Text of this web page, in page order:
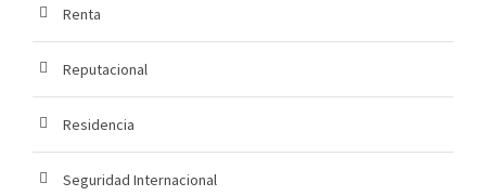
Renta
Reputacional
Residencia
Seguridad Internacional